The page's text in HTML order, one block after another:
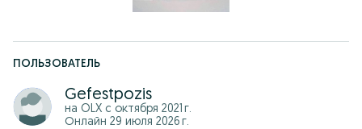
ПОЛЬЗОВАТЕЛЬ
Gefestpozis
на OLX с октября 2021 г.
Онлайн 29 июля 2026 г.